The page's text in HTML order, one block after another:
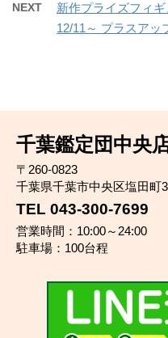
NEXT
新作プライズフィ
12/11～ プラスアッ
千葉鑑定団中央
〒260-0823
千葉県千葉市中央区塩田町
TEL 043-300-7699
営業時間：10:00～24:00
駐車場：100台程